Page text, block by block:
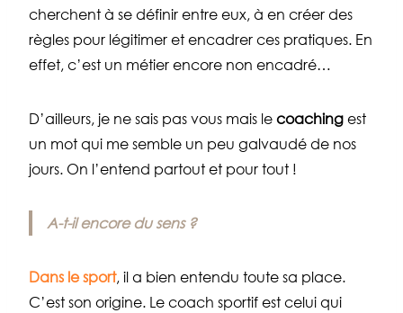
cherchent à se définir entre eux, à en créer des
règles pour légitimer et encadrer ces pratiques. En
effet, c’est un métier encore non encadré…
D’ailleurs, je ne sais pas vous mais le coaching est
un mot qui me semble un peu galvaudé de nos
jours. On l’entend partout et pour tout !
A-t-il encore du sens ?
Dans le sport, il a bien entendu toute sa place.
C’est son origine. Le coach sportif est celui qui